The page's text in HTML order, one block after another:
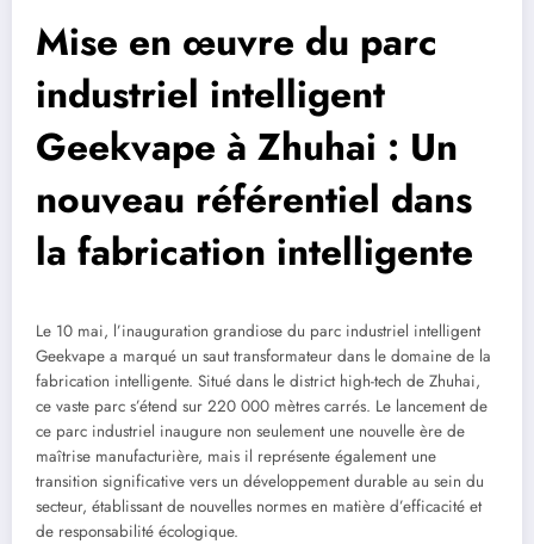
Mise en œuvre du parc
industriel intelligent
Geekvape à Zhuhai : Un
nouveau référentiel dans
la fabrication intelligente
Le 10 mai, l’inauguration grandiose du parc industriel intelligent
Geekvape a marqué un saut transformateur dans le domaine de la
fabrication intelligente. Situé dans le district high-tech de Zhuhai,
ce vaste parc s’étend sur 220 000 mètres carrés. Le lancement de
ce parc industriel inaugure non seulement une nouvelle ère de
maîtrise manufacturière, mais il représente également une
transition significative vers un développement durable au sein du
secteur, établissant de nouvelles normes en matière d’efficacité et
de responsabilité écologique.